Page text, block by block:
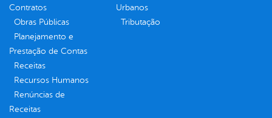
Contratos
Obras Públicas
Planejamento e
Prestação de Contas
Receitas
Recursos Humanos
Renúncias de
Receitas
Urbanos
Tributação